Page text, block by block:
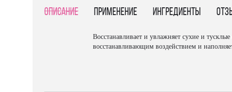
Описание Применение Ингредиенты
Восстанавливает и увлажняет сухие и
восстанавливающим воздействием и